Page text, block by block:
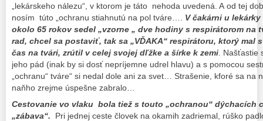
„lekárskeho nálezu“, v ktorom je táto nehoda uvedená. A od tej
nosím túto „ochranu stiahnutú na pol tváre…. V čakárni u
okolo 65 rokov sedel „vzorne „ dve hodiny s respirátorom na
rad, chcel sa postaviť, tak sa „VĎAKA“ respirátoru, ktorý mal
čas na tvári, zrútil v celej svojej dľžke a šírke k zemi. Našťastie
jeho pád (inak by si dosť nepríjemne udrel hlavu) a s pomocou
„ochranu“ tváre“ si nedal dole ani za svet… Strašenie, kforé sa na
naňho zrejme úspešne zabralo…
Cestovanie vo vlaku bola tiež s touto „ochranou“ dýchacích
„zábava“. Pri jednej ceste človek na okamih zadriemal, rúško